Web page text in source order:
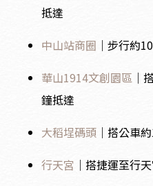
抵達
中山站商圈 ｜步行約
華山1914文創園區 ｜
鐘抵達
大稻埕碼頭 ｜搭公車
行天宮 ｜搭捷運至行